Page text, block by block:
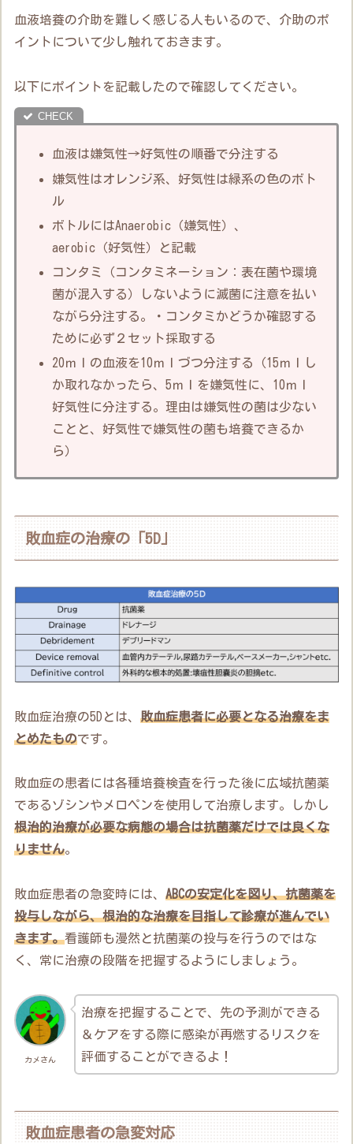
血液培養の介助を難しく感じる人もいるので、介助のポ
イントについて少し触れておきます。
以下にポイントを記載したので確認してください。
血液は嫌気性→好気性の順番で分注する
嫌気性はオレンジ系、好気性は緑系の色のボト
ル
ボトルにはAnaerobic（嫌気性）、
aerobic（好気性）と記載
コンタミ（コンタミネーション：表在菌や環境
菌が混入する）しないように滅菌に注意を払い
ながら分注する。・コンタミかどうか確認する
ために必ず２セット採取する
20ｍｌの血液を10ｍｌづつ分注する（15ｍｌし
か取れなかったら、5ｍｌを嫌気性に、10ｍｌ
好気性に分注する。理由は嫌気性の菌は少ない
ことと、好気性で嫌気性の菌も培養できるか
ら）
敗血症の治療の「5D」
敗血症治療の5Dとは、敗血症患者に必要となる治療をま
とめたものです。
敗血症の患者には各種培養検査を行った後に広域抗菌薬
であるゾシンやメロペンを使用して治療します。しかし
根治的治療が必要な病態の場合は抗菌薬だけでは良くな
りません。
敗血症患者の急変時には、ABCの安定化を図り、抗菌薬を
投与しながら、根治的な治療を目指して診療が進んでい
きます。看護師も漫然と抗菌薬の投与を行うのではな
く、常に治療の段階を把握するようにしましょう。
カメさん
治療を把握することで、先の予測ができる
＆ケアをする際に感染が再燃するリスクを
評価することができるよ！
敗血症患者の急変対応